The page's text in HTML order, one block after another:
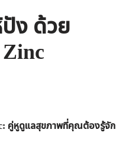
ง ด้วย
คู่หูดูแลสุขภาพที่คุณต้องรู้จัก